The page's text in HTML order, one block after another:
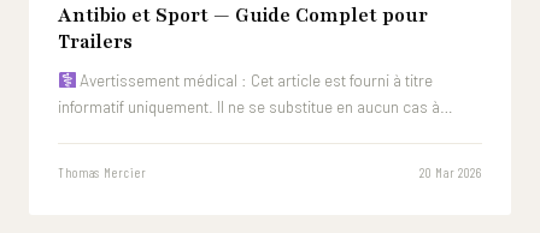
Antibio et Sport — Guide Complet pour
Trailers
Avertissement médical : Cet article est fourni à titre
informatif uniquement. Il ne se substitue en aucun cas à…
Thomas Mercier 20 Mar 2026